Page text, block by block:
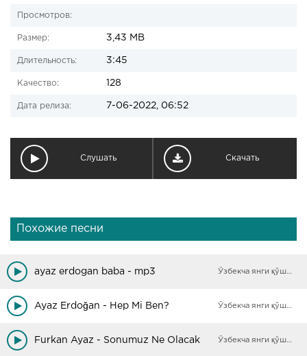
Просмотров:
Размер: 3,43 MB
Длительность: 3:45
Качество: 128
Дата релиза: 7-06-2022, 06:52
Слушать Скачать
Похожие песни
ayaz erdogan baba - mp3 Ўзбекча янги қўшиқлар
Ayaz Erdoğan - Hep Mi Ben? Ўзбекча янги қўшиқлар
Furkan Ayaz - Sonumuz Ne Olacak Ўзбекча янги қўшиқлар